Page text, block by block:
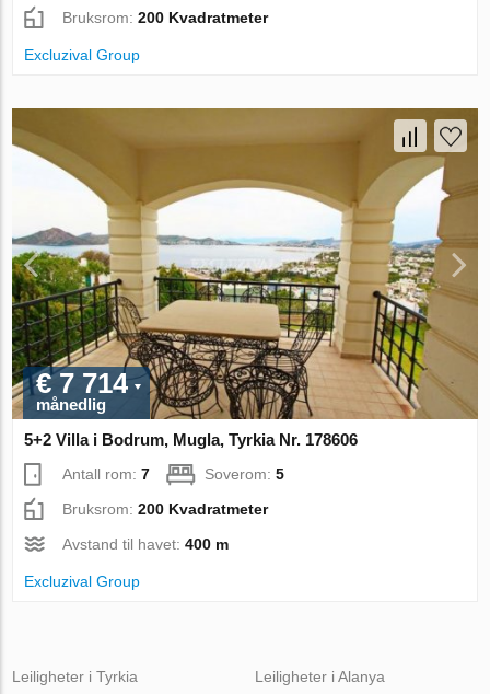
Bruksrom:200 Kvadratmeter
Excluzival Group
€ 7 714
månedlig
5+2 Villa i Bodrum, Mugla, Tyrkia Nr. 178606
Antall rom:7 Soverom:5
Bruksrom:200 Kvadratmeter
Avstand til havet:400 m
Excluzival Group
Leiligheter i Tyrkia
Leiligheter i Alanya